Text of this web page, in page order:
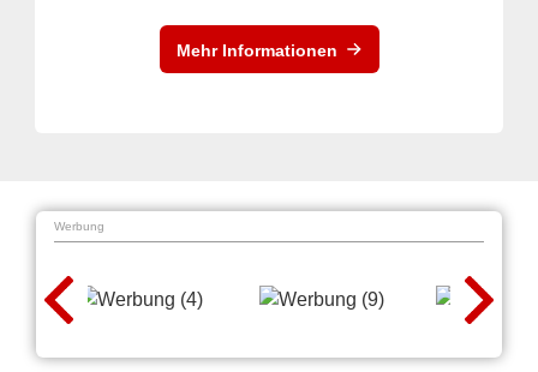
Mehr Informationen
Werbung